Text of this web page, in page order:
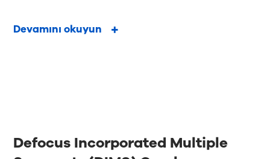
Devamını okuyun
Defocus Incorporated Multiple